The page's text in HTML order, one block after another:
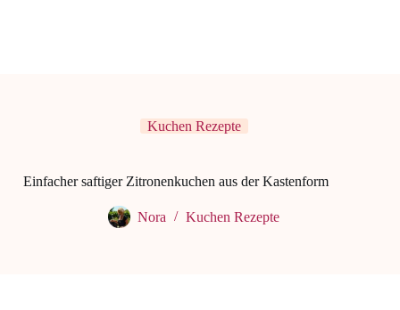
Kuchen Rezepte
Einfacher saftiger Zitronenkuchen aus der Kastenform
Nora Kuchen Rezepte